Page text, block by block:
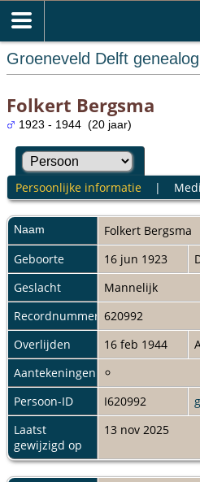
Groeneveld Delft
Folkert Bergsma
1923 - 1944 (20 jaar)
Persoonlijke informatie|
Naam Folkert Bergsma
Geboorte
16 jun 1923
Geslacht
Mannelijk
Recordnummer 620992
Overlijden
16 feb 1944
Aantekeningen
Persoon-ID
I620992
Laatst
gewijzigd op
13 nov 2025